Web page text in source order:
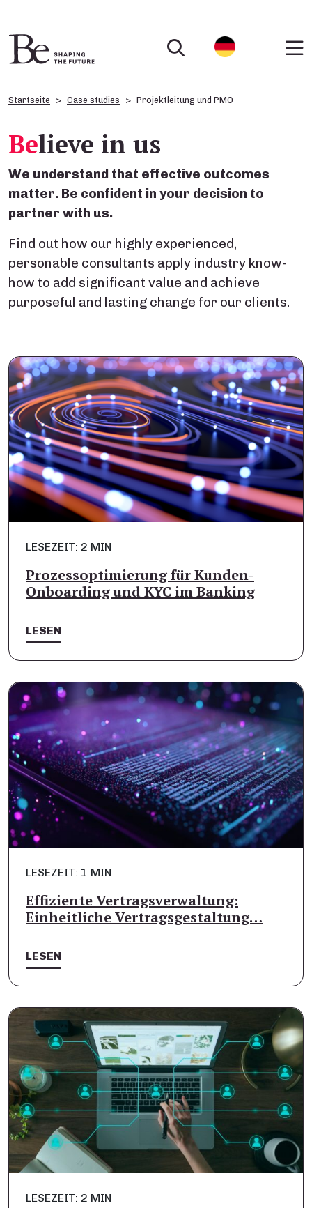
Startseite Case studies Projektleitung und PMO
Believe in us
We understand that effective outcomes
matter. Be confident in your decision to
partner with us.
Find out how our highly experienced,
personable consultants apply industry know-
how to add significant value and achieve
purposeful and lasting change for our clients.
LESEZEIT: 2 MIN
Prozessoptimierung für Kunden-
Onboarding und KYC im Banking
LESEN
LESEZEIT: 1 MIN
Effiziente Vertragsverwaltung:
Einheitliche Vertragsgestaltung…
LESEN
LESEZEIT: 2 MIN